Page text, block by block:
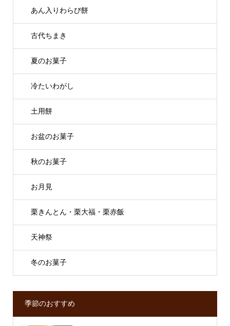
あん入りわらび餅
古代ちまき
夏のお菓子
冷たいわがし
土用餅
お盆のお菓子
秋のお菓子
お月見
栗きんとん・栗大福・栗赤飯
天神祭
冬のお菓子
季節のおすすめ